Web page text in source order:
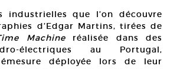
industrielles que l’on découvre
d’Edgar Martins, tirées de
Machineréalisée dans des
électriques au Portugal,
déployée lors de leur